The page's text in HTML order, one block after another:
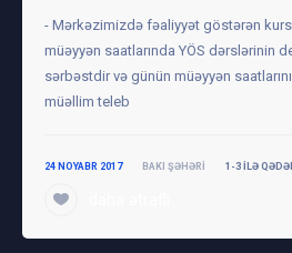
- Mərkəzimizdə fəaliyyət göstərən
müəyyən saatlarında YÖS dərslərinin
sərbəstdir və günün müəyyən
müəllim teleb
24 NOYABR 2017 BAKI ŞƏHƏRI 1-3 ILƏ